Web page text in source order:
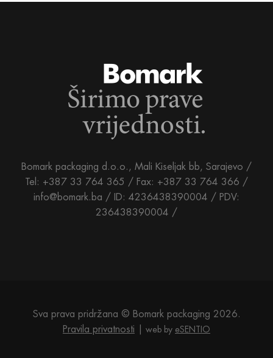
Bomark packaging d.o.o., Mali Kiseljak bb, Sarajevo /
Tel: +387 33 764 365 / Fax: +387 33 764 366 /
info@bomark.ba / ID: 4236438390004 / PDV:
236438390004 /
Sva prava pridržana © Bomark packaging 2026.
Pravila privatnosti
web by eSENTIO